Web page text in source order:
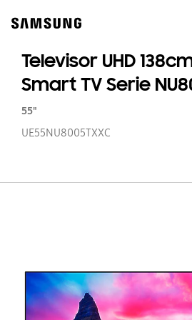
content
Televisor UHD
Smart TV Serie
55"
UE55NU8005TXXC